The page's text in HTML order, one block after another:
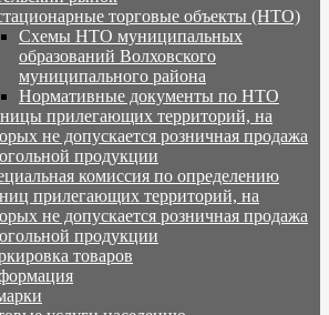
торговые объекты (НТО)
Схемы НТО муниципальных
образований Волховского
муниципального района
Нормативные документы по НТО
прилегающих территорий, на
не допускается розничная продажа
продукции
комиссия по определению
прилегающих территорий, на
не допускается розничная продажа
продукции
товаров